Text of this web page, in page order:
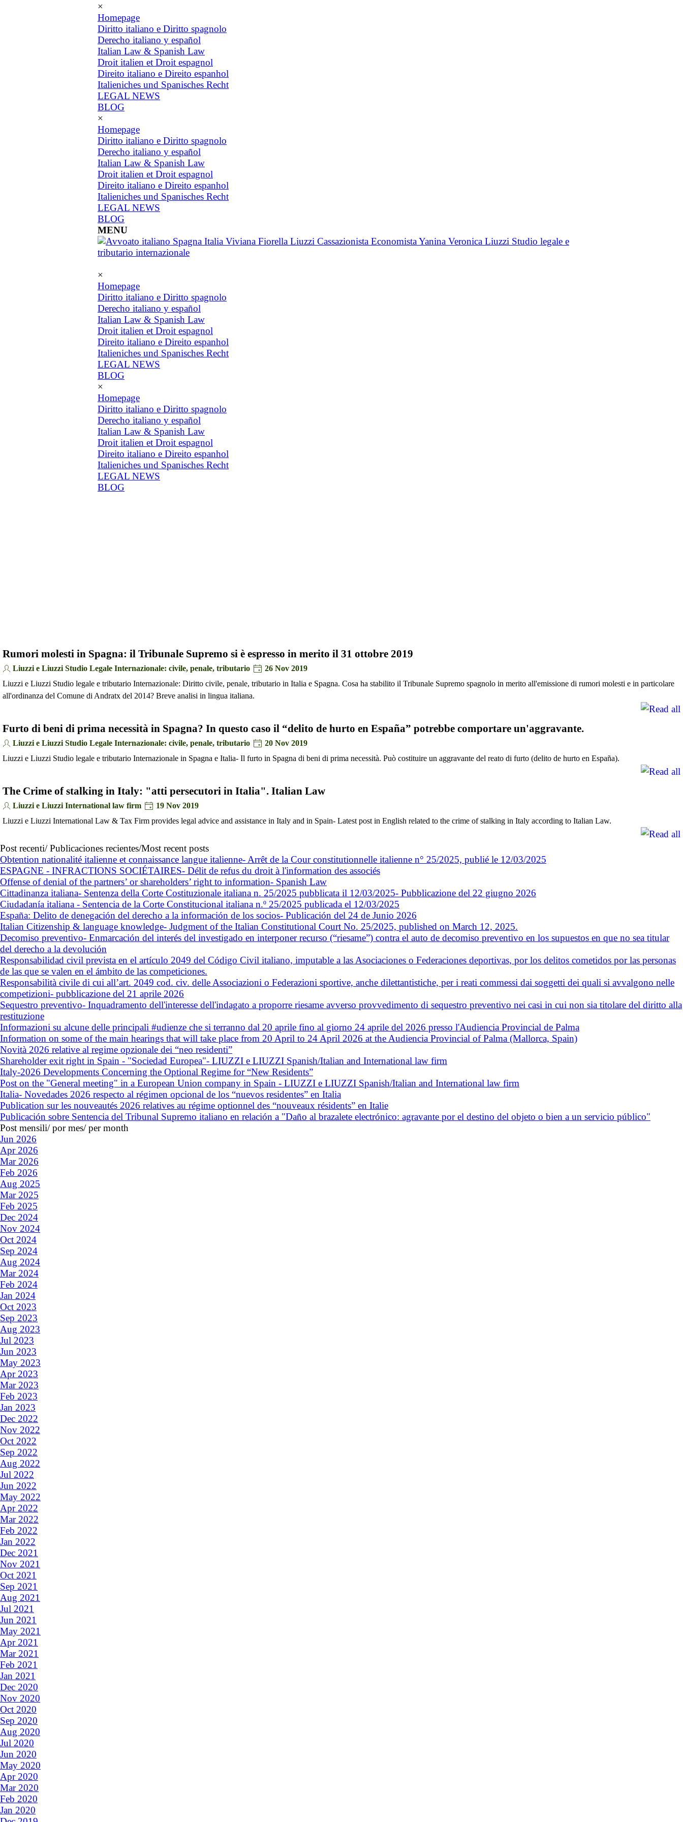
×
Homepage
Diritto italiano e Diritto spagnolo
Derecho italiano y español
Italian Law & Spanish Law
Droit italien et Droit espagnol
Direito italiano e Direito espanhol
Italieniches und Spanisches Recht
LEGAL NEWS
BLOG
×
Homepage
Diritto italiano e Diritto spagnolo
Derecho italiano y español
Italian Law & Spanish Law
Droit italien et Droit espagnol
Direito italiano e Direito espanhol
Italieniches und Spanisches Recht
LEGAL NEWS
BLOG
MENU
×
Homepage
Diritto italiano e Diritto spagnolo
Derecho italiano y español
Italian Law & Spanish Law
Droit italien et Droit espagnol
Direito italiano e Direito espanhol
Italieniches und Spanisches Recht
LEGAL NEWS
BLOG
×
Homepage
Diritto italiano e Diritto spagnolo
Derecho italiano y español
Italian Law & Spanish Law
Droit italien et Droit espagnol
Direito italiano e Direito espanhol
Italieniches und Spanisches Recht
LEGAL NEWS
BLOG
Rumori molesti in Spagna: il Tribunale Supremo si è espresso in merito il 31 ottobre 2019
Liuzzi e Liuzzi Studio Legale Internazionale: civile, penale, tributario
26 Nov 2019
Liuzzi e Liuzzi Studio legale e tributario Internazionale: Diritto civile, penale, tributario in Italia e Spagna. Cosa ha stabilito il Tribunale Supremo spagnolo in merito all'emissione di rumori molesti e in particolare
all'ordinanza del Comune di Andratx del 2014? Breve analisi in lingua italiana.
Furto di beni di prima necessità in Spagna? In questo caso il “delito de hurto en España” potrebbe comportare un'aggravante.
Liuzzi e Liuzzi Studio Legale Internazionale: civile, penale, tributario
20 Nov 2019
Liuzzi e Liuzzi Studio legale e tributario Internazionale in Spagna e Italia- Il furto in Spagna di beni di prima necessità. Può costituire un aggravante del reato di furto (delito de hurto en España).
The Crime of stalking in Italy: "atti persecutori in Italia". Italian Law
Liuzzi e Liuzzi International law firm
19 Nov 2019
Liuzzi e Liuzzi International Law & Tax Firm provides legal advice and assistance in Italy and in Spain- Latest post in English related to the crime of stalking in Italy according to Italian Law.
Post recenti/ Publicaciones recientes/Most recent posts
Obtention nationalité italienne et connaissance langue italienne- Arrêt de la Cour constitutionnelle italienne n° 25/2025, publié le 12/03/2025
ESPAGNE - INFRACTIONS SOCIÉTAIRES- Délit de refus du droit à l'information des associés
Offense of denial of the partners’ or shareholders’ right to information- Spanish Law
Cittadinanza italiana- Sentenza della Corte Costituzionale italiana n. 25/2025 pubblicata il 12/03/2025- Pubblicazione del 22 giugno 2026
Ciudadanía italiana - Sentencia de la Corte Constitucional italiana n.º 25/2025 publicada el 12/03/2025
España: Delito de denegación del derecho a la información de los socios- Publicación del 24 de Junio 2026
Italian Citizenship & language knowledge- Judgment of the Italian Constitutional Court No. 25/2025, published on March 12, 2025.
Decomiso preventivo- Enmarcación del interés del investigado en interponer recurso (“riesame”) contra el auto de decomiso preventivo en los supuestos en que no sea titular
del derecho a la devolución
Responsabilidad civil prevista en el artículo 2049 del Código Civil italiano, imputable a las Asociaciones o Federaciones deportivas, por los delitos cometidos por las personas
de las que se valen en el ámbito de las competiciones.
Responsabilità civile di cui all’art. 2049 cod. civ. delle Associazioni o Federazioni sportive, anche dilettantistiche, per i reati commessi dai soggetti dei quali si avvalgono nelle
competizioni- pubblicazione del 21 aprile 2026
Sequestro preventivo- Inquadramento dell'interesse dell'indagato a proporre riesame avverso provvedimento di sequestro preventivo nei casi in cui non sia titolare del diritto alla
restituzione
Informazioni su alcune delle principali #udienze che si terranno dal 20 aprile fino al giorno 24 aprile del 2026 presso l'Audiencia Provincial de Palma
Information on some of the main hearings that will take place from 20 April to 24 April 2026 at the Audiencia Provincial of Palma (Mallorca, Spain)
Novità 2026 relative al regime opzionale dei “neo residenti”
Shareholder exit right in Spain - "Sociedad Europea"- LIUZZI e LIUZZI Spanish/Italian and International law firm
Italy-2026 Developments Concerning the Optional Regime for “New Residents”
Post on the "General meeting" in a European Union company in Spain - LIUZZI e LIUZZI Spanish/Italian and International law firm
Italia- Novedades 2026 respecto al régimen opcional de los “nuevos residentes” en Italia
Publication sur les nouveautés 2026 relatives au régime optionnel des “nouveaux résidents” en Italie
Publicación sobre Sentencia del Tribunal Supremo italiano en relación a "Daño al brazalete electrónico: agravante por el destino del objeto o bien a un servicio público"
Post mensili/ por mes/ per month
Jun 2026
Apr 2026
Mar 2026
Feb 2026
Aug 2025
Mar 2025
Feb 2025
Dec 2024
Nov 2024
Oct 2024
Sep 2024
Aug 2024
Mar 2024
Feb 2024
Jan 2024
Oct 2023
Sep 2023
Aug 2023
Jul 2023
Jun 2023
May 2023
Apr 2023
Mar 2023
Feb 2023
Jan 2023
Dec 2022
Nov 2022
Oct 2022
Sep 2022
Aug 2022
Jul 2022
Jun 2022
May 2022
Apr 2022
Mar 2022
Feb 2022
Jan 2022
Dec 2021
Nov 2021
Oct 2021
Sep 2021
Aug 2021
Jul 2021
Jun 2021
May 2021
Apr 2021
Mar 2021
Feb 2021
Jan 2021
Dec 2020
Nov 2020
Oct 2020
Sep 2020
Aug 2020
Jul 2020
Jun 2020
May 2020
Apr 2020
Mar 2020
Feb 2020
Jan 2020